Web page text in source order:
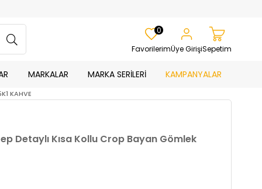
Favorilerim
0
Üye GirişiSepetim
MARKALAR MARKA SERİLERİ KAMPANYALAR
KAHVE
Detaylı Kısa Kollu Crop Bayan Gömlek